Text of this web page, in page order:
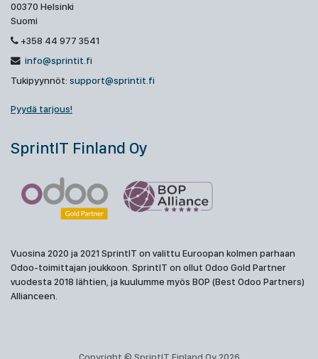
00370 Helsinki
Suomi
+358 44 977 3541
info@sprintit.fi
Tukipyynnöt: support@sprintit.fi
Pyydä tarjous!
SprintIT Finland Oy
Vuosina 2020 ja 2021 SprintIT on valittu Euroopan kolmen parhaan
Odoo-toimittajan joukkoon. SprintIT on ollut Odoo Gold Partner
vuodesta 2018 lähtien, ja kuulumme myös BOP (Best Odoo Partners)
Allianceen.
Copyright © SprintIT Finland Oy 2026